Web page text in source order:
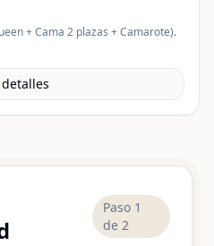
+ Cama 2 plazas + Camarote).
Paso 1
de 2